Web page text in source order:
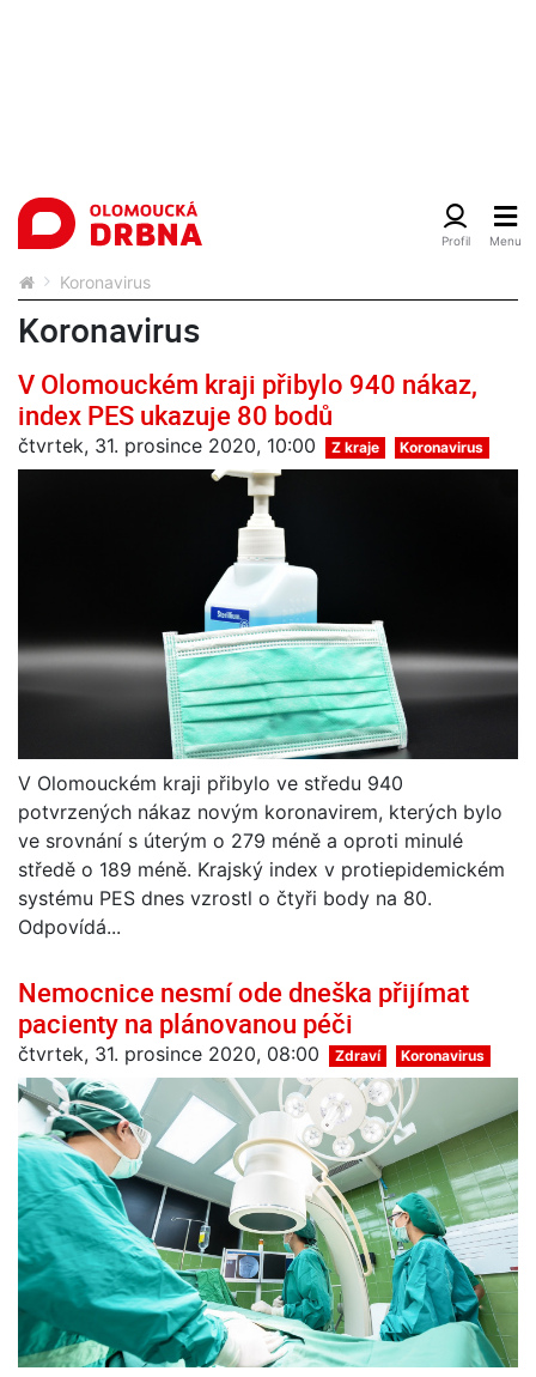
Koronavirus
Koronavirus
V Olomouckém kraji přibylo 940 nákaz,
index PES ukazuje 80 bodů
čtvrtek, 31. prosince 2020, 10:00 Z kraje Koronavirus
V Olomouckém kraji přibylo ve středu 940
potvrzených nákaz novým koronavirem, kterých bylo
ve srovnání s úterým o 279 méně a oproti minulé
středě o 189 méně. Krajský index v protiepidemickém
systému PES dnes vzrostl o čtyři body na 80.
Odpovídá...
Nemocnice nesmí ode dneška přijímat
pacienty na plánovanou péči
čtvrtek, 31. prosince 2020, 08:00 Zdraví Koronavirus